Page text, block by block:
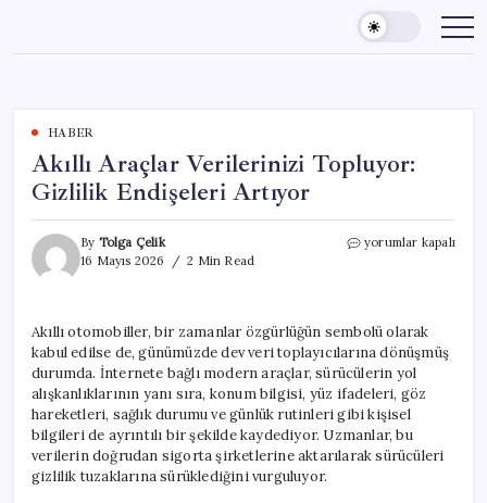
content
HABER
Akıllı Araçlar Verilerinizi Topluyor:
Gizlilik Endişeleri Artıyor
By Tolga Çelik
16 Mayıs 2026
2 Min Read
Akıllı
Endişeleri
Artıyor
için
yorumlar kapalı
Akıllı otomobiller, bir zamanlar özgürlüğün sembolü olarak
kabul edilse de, günümüzde dev veri toplayıcılarına dönüşmüş
durumda. İnternete bağlı modern araçlar, sürücülerin yol
alışkanlıklarının yanı sıra, konum bilgisi, yüz ifadeleri, göz
hareketleri, sağlık durumu ve günlük rutinleri gibi kişisel
bilgileri de ayrıntılı bir şekilde kaydediyor. Uzmanlar, bu
verilerin doğrudan sigorta şirketlerine aktarılarak sürücüleri
gizlilik tuzaklarına sürüklediğini vurguluyor.